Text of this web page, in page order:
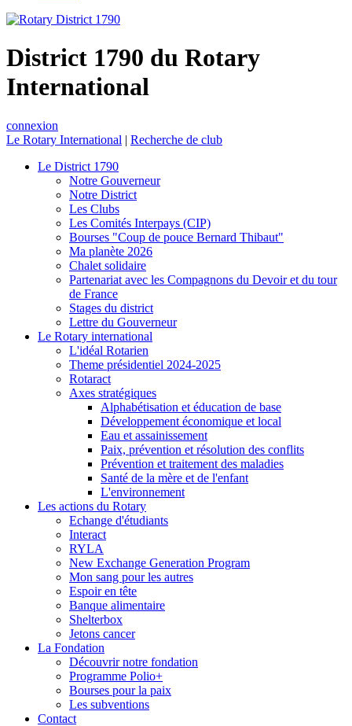
District 1790 du Rotary
International
connexion
Le Rotary International | Recherche de club
Le District 1790
Notre Gouverneur
Notre District
Les Clubs
Les Comités Interpays (CIP)
Bourses "Coup de pouce Bernard Thibaut"
Ma planète 2026
Chalet solidaire
Partenariat avec les Compagnons du Devoir et du tour
de France
Stages du district
Lettre du Gouverneur
Le Rotary international
L'idéal Rotarien
Theme présidentiel 2024-2025
Rotaract
Axes stratégiques
Alphabétisation et éducation de base
Développement économique et local
Eau et assainissement
Paix, prévention et résolution des conflits
Prévention et traitement des maladies
Santé de la mère et de l'enfant
L'environnement
Les actions du Rotary
Echange d'étudiants
Interact
RYLA
New Exchange Generation Program
Mon sang pour les autres
Espoir en tête
Banque alimentaire
Shelterbox
Jetons cancer
La Fondation
Découvrir notre fondation
Programme Polio+
Bourses pour la paix
Les subventions
Contact